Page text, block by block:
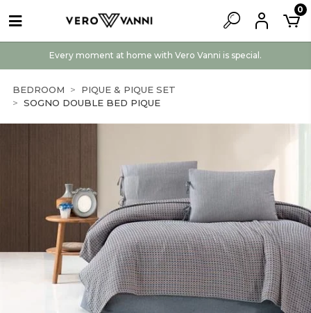
Every moment at home with Vero Vanni is special.
0
BEDROOM
PIQUE & PIQUE SET
SOGNO DOUBLE BED PIQUE